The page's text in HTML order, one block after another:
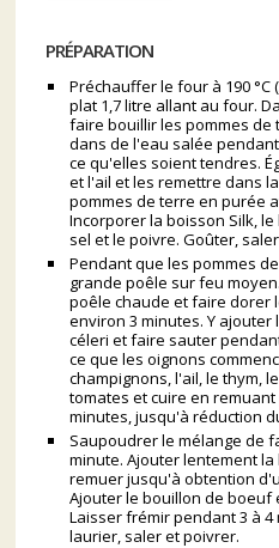
PRÉPARATION
Préchauffer le four à 190 °C
plat 1,7 litre allant au four.
faire bouillir les pommes de
dans de l'eau salée
ce qu'elles soient tendres.
et l'ail et les remettre dans
pommes de terre en purée
Incorporer la boisson Silk,
sel et le poivre. Goûter,
Pendant que les pommes
grande poêle sur feu
poêle chaude et faire dorer
environ 3 minutes. Y ajouter
céleri et faire sauter
ce que les oignons
champignons, l'ail, le thym,
tomates et cuire en
minutes, jusqu'à réduction
Saupoudrer le mélange de
minute. Ajouter lentement
remuer jusqu'à obtention
Ajouter le bouillon de boeuf
Laisser frémir pendant 3 à
laurier, saler et poivrer.